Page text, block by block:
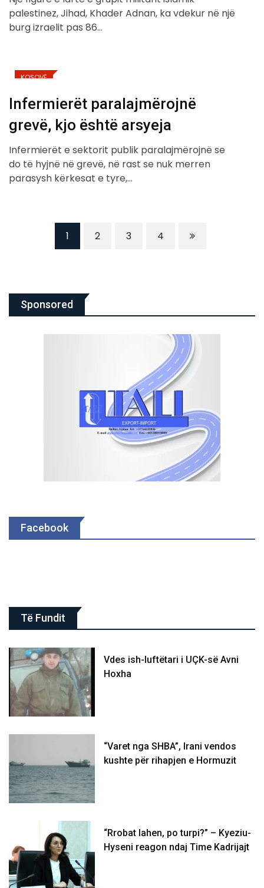
palestinez, Jihad, Khader Adnan, ka vdekur në një
burg izraelit pas 86…
KOSOVË
Infermierët paralajmërojnë
grevë, kjo është arsyeja
Infermierët e sektorit publik paralajmërojnë se
do të hyjnë në grevë, në rast se nuk merren
parasysh kërkesat e tyre,…
1 2 3 4
Sponsored
Facebook
Të Fundit
Vdes ish-luftëtari i UÇK-së Avni
Hoxha
“Varet nga SHBA”, Irani vendos
kushte për rihapjen e Hormuzit
“Rrobat lahen, po turpi?” – Kyeziu-
Hyseni reagon ndaj Time Kadrijajt